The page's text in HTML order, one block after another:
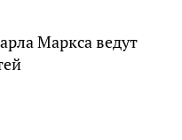
Маркса ведут